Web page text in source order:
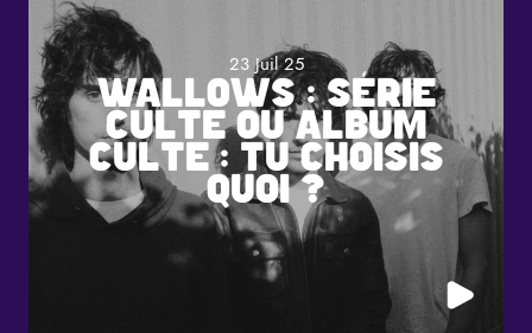
23 Juil 25
WALLOWS : SÉRIE
CULTE OU ALBUM
CULTE : TU CHOISIS
QUOI ?